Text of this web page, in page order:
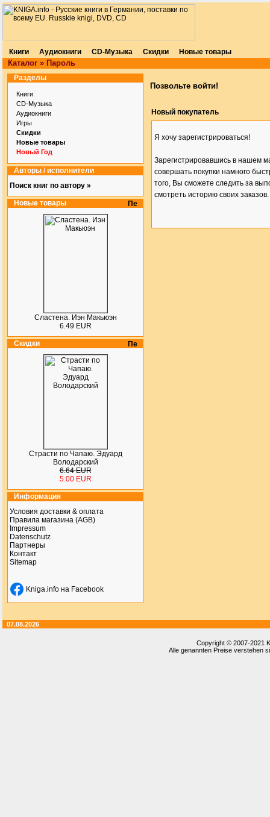
Книги Аудиокниги CD-Музыка Скидки Новые товары
Каталог » Пароль
Разделы
Книги
CD-Музыка
Аудиокниги
Игры
Скидки
Новые товары
Новый Год
Авторы / исполнители
Поиск книг по автору »
Новые товары
Сластена. Иэн Макьюэн
6.49 EUR
Скидки
Страсти по Чапаю. Эдуард
Володарский
6.64 EUR
5.00 EUR
Информация
Условия доставки & оплата
Правила магазина (AGB)
Impressum
Datenschutz
Партнеры
Контакт
Sitemap
Kniga.info на Facebook
Позвольте войти!
Новый покупатель
Я хочу зарегистрироваться!
Зарегистрировавшись в нашем
совершать покупки намного
того, Вы сможете следить за
смотреть историю своих заказов.
07.08.2026
Copyright © 2007-2021
Alle genannten Preise verstehen